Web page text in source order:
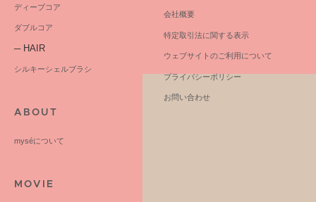
ディープコア
ダブルコア
─ HAIR
シルキーシェルブラシ
ABOUT
myséについて
MOVIE
会社概要
特定取引法に関する表示
ウェブサイトのご利用について
プライバシーポリシー
お問い合わせ